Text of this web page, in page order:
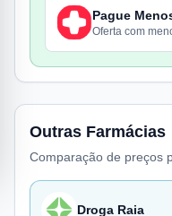
Pague
Oferta com
Outras Farmácias
Comparação de preços
Droga Raia